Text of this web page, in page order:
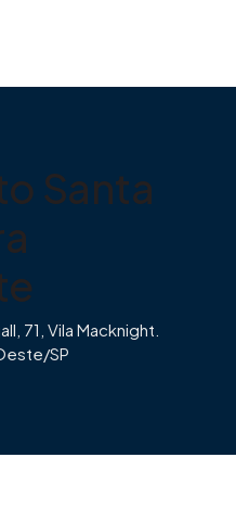
Santa
71, Vila Macknight.
SP